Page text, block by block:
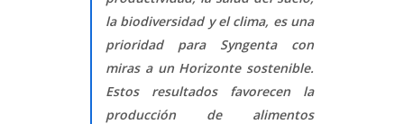
la biodiversidad y el clima, es una
prioridad para Syngenta con
miras a un Horizonte sostenible.
Estos resultados favorecen la
producción de alimentos